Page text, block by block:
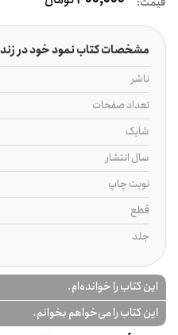
مشخصات کتاب نمود خود در
ناشر
تعداد صفحات
شابک
سال انتشار
نوبت چاپ
قطع
جلد
این کتاب را خوانده‌ام.
این کتاب را می‌خواهم بخوانم.